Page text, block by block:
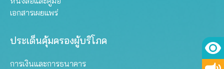
เอกสารเผยแพร่
ประเด็นคุ้มครองผู้บริโภค
การเงินและการธนาคาร